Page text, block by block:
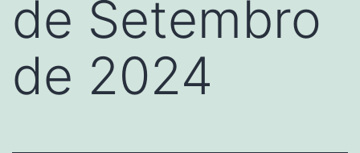
de Setembro
de 2024